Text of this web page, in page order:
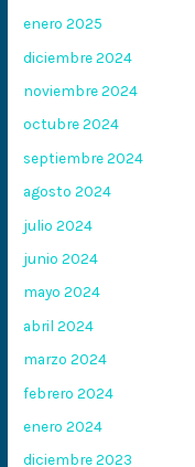
enero 2025
diciembre 2024
noviembre 2024
octubre 2024
septiembre 2024
agosto 2024
julio 2024
junio 2024
mayo 2024
abril 2024
marzo 2024
febrero 2024
enero 2024
diciembre 2023